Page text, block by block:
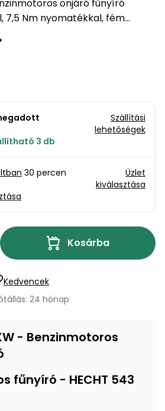
önjáró fűnyíró
7,5 Nm nyomatékkal, fém
és 25–75...
3 db
Szállítási
lehetőségek
30 percen
Üzlet
kiválasztása
Kosárba
Kedvencek
24 hónap
- Benzinmotoros
fűnyíró - HECHT 543